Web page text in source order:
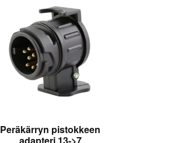
Peräkärryn pistokkeen